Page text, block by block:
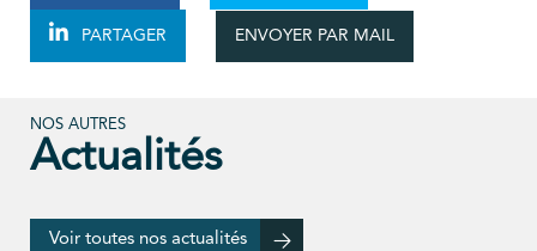
PARTAGER ENVOYER PAR MAIL
NOS AUTRES
Actualités
Voir toutes nos actualités